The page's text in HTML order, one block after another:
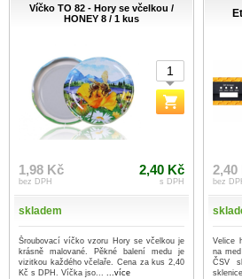
Víčko TO 82 - Hory se včelkou /
HONEY 8 / 1 kus
1,98 Kč
bez DPH
2,40 Kč
s DPH
skladem
Šroubovací víčko vzoru Hory se včelkou je
krásně malované. Pěkné balení medu je
vizitkou každého včelaře. Cena za kus 2,40
Kč s DPH. Víčka jso... ...více
2,40
bez
Velice
na
ČSV